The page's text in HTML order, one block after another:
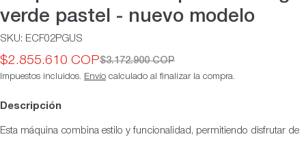
verde pastel - nuevo modelo
SKU: ECF02PGUS
Precio
de
$2.855.610 COP
Precio
habitual
$3.172.900 COP
Impuestos incluidos. Envío calculado al finalizar la compra.
Descripción
Esta máquina combina estilo y funcionalidad, permitiendo disfrutar de